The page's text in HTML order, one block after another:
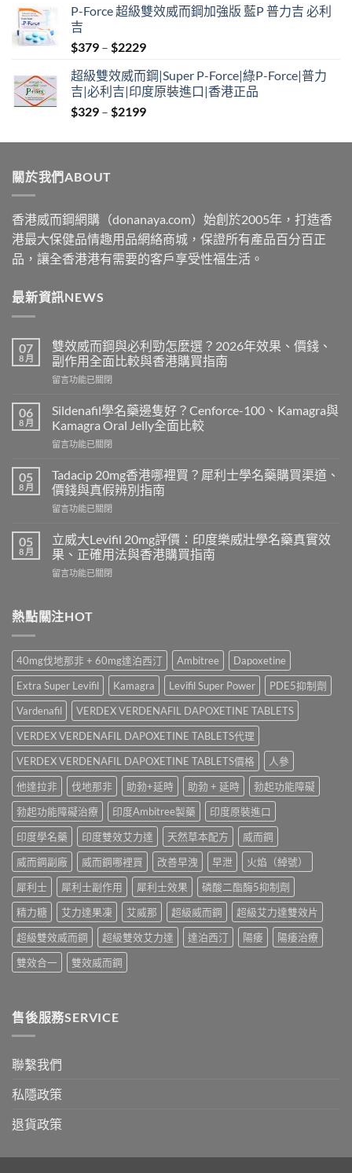
P-Force 超級雙效威而鋼加強版 藍P 普力吉 必利
吉
$379 – $2229Price
$379
through
$2229
超級雙效威而鋼|Super P-Force|綠P-Force|普力
吉|必利吉|印度原裝進口|香港正品
$329 – $2199Price
$329
關於我們ABOUT
香港威而鋼網購（donanaya.com）始創於2005年，打造香
港最大保健品情趣用品網絡商城，保證所有產品百分百正
品，讓全香港港有需要的客戶享受性福生活。
最新資訊NEWS
07
8 月
雙效威而鋼與必利勁怎麼選？2026年效果、價錢、
副作用全面比較與香港購買指南
在
效
威
而
鋼
必
利
勁
怎
選？
2026
效
錢、
用
全
面
比
較
與
香
港
購
買
指
南〉
中
留言功能已關閉
06
8 月
Sildenafil學名藥邊隻好？Cenforce-100、Kamagra與
Kamagra Oral Jelly全面比較
在
學
名
藥
邊
好？
Cenforce-
100、
Kamagra
Oral
面
比
較〉
中
留言功能已關閉
05
8 月
Tadacip 20mg香港哪裡買？犀利士學名藥購買渠道、
價錢與真假辨別指南
在
20mg
香
港
哪
犀
學
名
購
買
渠
道、
價
錢
與
真
假
辨
別
指
南〉
中
留言功能已關閉
05
8 月
立威大Levifil 20mg評價：印度樂威壯學名藥真實效
果、正確用法與香港購買指南
在
大
Levifil
評
價：
印
度
樂
威
壯
學
名
藥
真
實
效
果、
正
確
用
法
香
港
購
買
南〉
留言功能已關閉
熱點關注HOT
40mg伐地那非 + 60mg達泊西汀 Ambitree
Dapoxetine
Extra Super Levifil
Kamagra Levifil Super Power
PDE5抑制劑
Vardenafil
VERDEX VERDENAFIL DAPOXETINE TABLETS
VERDEX VERDENAFIL DAPOXETINE TABLETS代理
VERDEX VERDENAFIL DAPOXETINE TABLETS價格
人參
他達拉非
伐地那非 助勃+延時 助勃 + 延時
勃起功能障礙
勃起功能障礙治療
印度Ambitree製藥
印度原裝進口
印度學名藥
印度雙效艾力達 天然草本配方
威而鋼
威而鋼副廠
威而鋼哪裡買 改善早洩 早泄
火焰（綽號）
犀利士
犀利士副作用 犀利士效果
磷酸二酯酶5抑制劑
精力糖
艾力達果凍 艾威那 超級威而鋼
超級艾力達雙效片
超級雙效威而鋼
超級雙效艾力達 達泊西汀 陽痿
陽痿治療
雙效合一
雙效威而鋼
售後服務SERVICE
聯繫我們
私隱政策
退貨政策